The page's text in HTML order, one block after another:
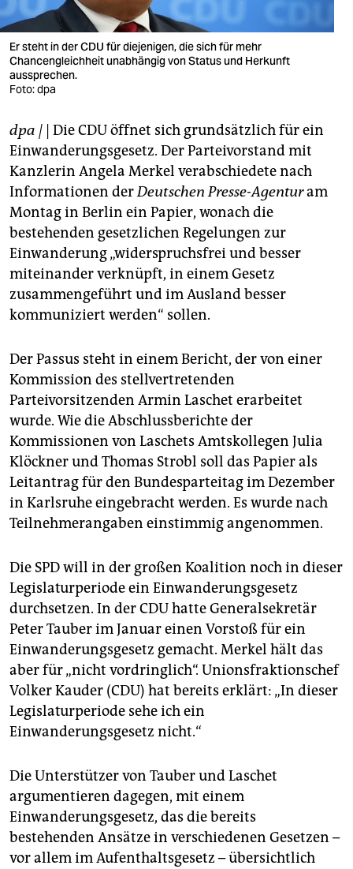
verlag
verlag
veranstaltungen
fragen & hilfe
unterstützen
abo
genossenschaft
epaper login
Er steht in der CDU für diejenigen, die sich für mehr
Chancengleichheit unabhängig von Status und Herkunft
aussprechen.
Foto: dpa
dpa | | Die CDU öffnet sich grundsätzlich für ein
Einwanderungsgesetz. Der Parteivorstand mit
Kanzlerin Angela Merkel verabschiedete nach
Informationen derDeutschen Presse-Agenturam
Montag in Berlin ein Papier, wonach die
bestehenden gesetzlichen Regelungen zur
Einwanderung „widerspruchsfrei und besser
miteinander verknüpft, in einem Gesetz
zusammengeführt und im Ausland besser
kommuniziert werden“ sollen.
Der Passus steht in einem Bericht, der von einer
Kommission des stellvertretenden
Parteivorsitzenden Armin Laschet erarbeitet
wurde. Wie die Abschlussberichte der
Kommissionen von Laschets Amtskollegen Julia
Klöckner und Thomas Strobl soll das Papier als
Leitantrag für den Bundesparteitag im Dezember
in Karlsruhe eingebracht werden. Es wurde nach
Teilnehmerangaben einstimmig angenommen.
Die SPD will in der großen Koalition noch in dieser
Legislaturperiode ein Einwanderungsgesetz
durchsetzen. In der CDU hatte Generalsekretär
Peter Tauber im Januar einen Vorstoß für ein
Einwanderungsgesetz gemacht. Merkel hält das
aber für „nicht vordringlich“. Unionsfraktionschef
Volker Kauder (CDU) hat bereits erklärt: „In dieser
Legislaturperiode sehe ich ein
Einwanderungsgesetz nicht.“
Die Unterstützer von Tauber und Laschet
argumentieren dagegen, mit einem
Einwanderungsgesetz, das die bereits
bestehenden Ansätze in verschiedenen Gesetzen –
vor allem im Aufenthaltsgesetz – übersichtlich